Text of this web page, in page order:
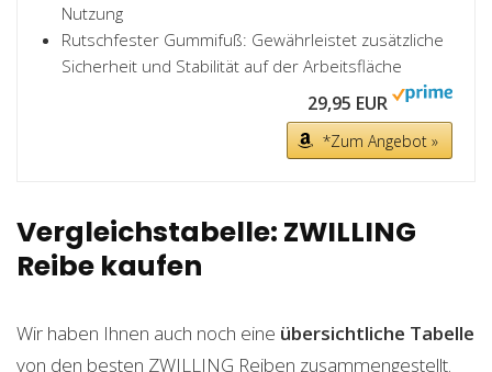
Nutzung
Rutschfester Gummifuß: Gewährleistet zusätzliche
Sicherheit und Stabilität auf der Arbeitsfläche
29,95 EUR
*Zum Angebot »
Vergleichstabelle: ZWILLING
Reibe kaufen
Wir haben Ihnen auch noch eine übersichtliche Tabelle
von den besten ZWILLING Reiben zusammengestellt.